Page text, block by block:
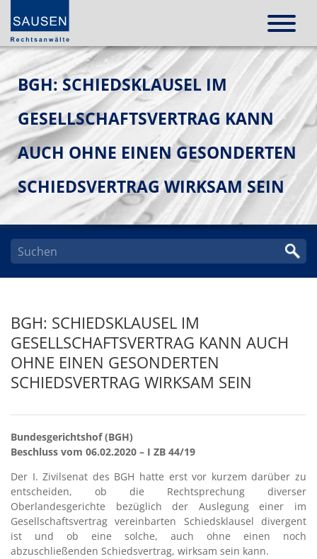
BGH: SCHIEDSKLAUSEL IM
GESELLSCHAFTSVERTRAG KANN
AUCH OHNE EINEN GESONDERTEN
SCHIEDSVERTRAG WIRKSAM SEIN
BGH: SCHIEDSKLAUSEL IM
GESELLSCHAFTSVERTRAG KANN AUCH
OHNE EINEN GESONDERTEN
SCHIEDSVERTRAG WIRKSAM SEIN
Bundesgerichtshof (BGH)
Beschluss vom 06.02.2020 – I ZB 44/19
Der I. Zivilsenat des BGH hatte erst vor kurzem darüber zu
entscheiden, ob die Rechtsprechung diverser
Oberlandesgerichte bezüglich der Auslegung einer im
Gesellschaftsvertrag vereinbarten Schiedsklausel divergent
ist und ob eine solche, auch ohne einen noch
abzuschließenden Schiedsvertrag, wirksam sein kann.